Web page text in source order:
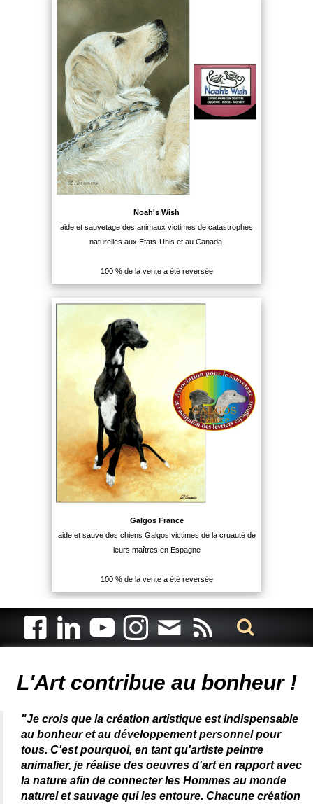
Noah's Wish
aide et sauvetage des animaux victimes de catastrophes
naturelles aux Etats-Unis et au Canada.
100 % de la vente a été reversée
Galgos France
aide et sauve des chiens Galgos victimes de la cruauté de
leurs maîtres en Espagne
100 % de la vente a été reversée
L'Art contribue au bonheur !
"Je crois que la création artistique est indispensable
au bonheur et au développement personnel pour
tous. C'est pourquoi, en tant qu'artiste peintre
animalier, je réalise des oeuvres d'art en rapport avec
la nature afin de connecter les Hommes au monde
naturel et sauvage qui les entoure. Chacune création